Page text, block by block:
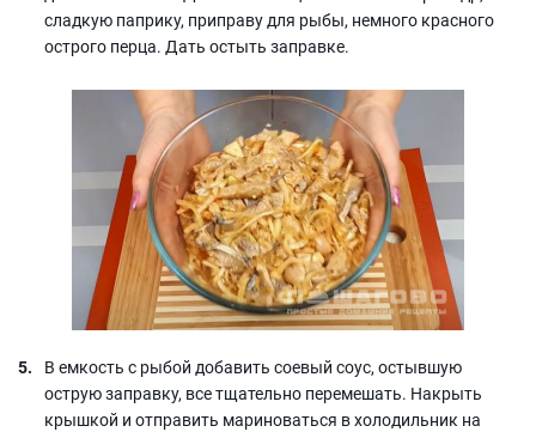
сладкую паприку, приправу для рыбы, немного красного
острого перца. Дать остыть заправке.
В емкость с рыбой добавить соевый соус, остывшую
острую заправку, все тщательно перемешать. Накрыть
крышкой и отправить мариноваться в холодильник на